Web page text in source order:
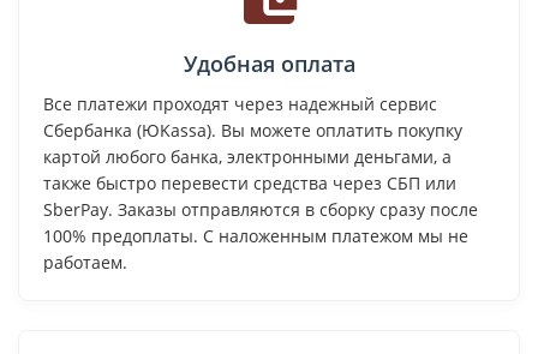
Удобная оплата
Все платежи проходят через надежный сервис
Сбербанка (ЮKassa). Вы можете оплатить покупку
картой любого банка, электронными деньгами, а
также быстро перевести средства через СБП или
SberPay. Заказы отправляются в сборку сразу после
100% предоплаты. С наложенным платежом мы не
работаем.